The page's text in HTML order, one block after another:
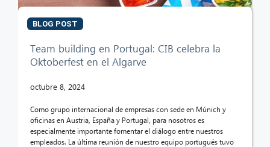
BLOG POST
Team building en Portugal: CIB celebra la
Oktoberfest en el Algarve
octubre 8, 2024
Como grupo internacional de empresas con sede en Múnich y
oficinas en Austria, España y Portugal, para nosotros es
especialmente importante fomentar el diálogo entre nuestros
empleados. La última reunión de nuestro equipo portugués tuvo